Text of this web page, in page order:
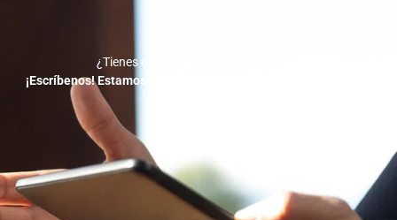
¿Tienes dudas o quieres empezar ya?
¡Escríbenos! Estamos a solo un mensaje de ayudarte a crecer.